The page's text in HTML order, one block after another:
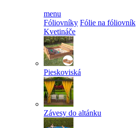
menu
Fóliovníky Fólie na fóliovník
Kvetináče
Pieskoviská
Závesy do altánku